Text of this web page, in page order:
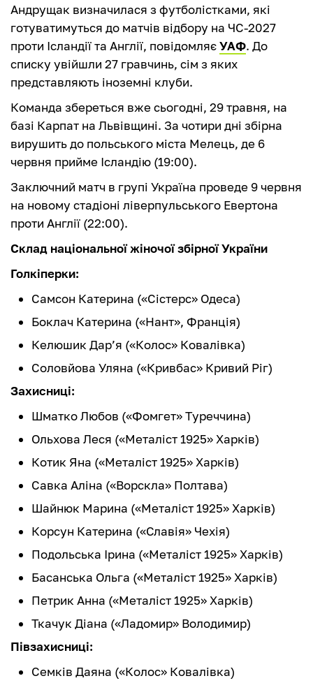
Андрущак визначилася з футболістками, які
готуватимуться до матчів відбору на ЧС-2027
проти Ісландії та Англії, повідомляєУАФ. До
списку увійшли 27 гравчинь, сім з яких
представляють іноземні клуби.
Команда збереться вже сьогодні, 29 травня, на
базі Карпат на Львівщині. За чотири дні збірна
вирушить до польського міста Мелець, де 6
червня прийме Ісландію (19:00).
Заключний матч в групі Україна проведе 9 червня
на новому стадіоні ліверпульського Евертона
проти Англії (22:00).
Склад національної жіночої збірної України
Голкіперки:
Самсон Катерина («Сістерс» Одеса)
Боклач Катерина («Нант», Франція)
Келюшик Дар’я («Колос» Ковалівка)
Соловйова Уляна («Кривбас» Кривий Ріг)
Захисниці:
Шматко Любов («Фомгет» Туреччина)
Ольхова Леся («Металіст 1925» Харків)
Котик Яна («Металіст 1925» Харків)
Савка Аліна («Ворскла» Полтава)
Шайнюк Марина («Металіст 1925» Харків)
Корсун Катерина («Славія» Чехія)
Подольська Ірина («Металіст 1925» Харків)
Басанська Ольга («Металіст 1925» Харків)
Петрик Анна («Металіст 1925» Харків)
Ткачук Діана («Ладомир» Володимир)
Півзахисниці:
Семків Даяна («Колос» Ковалівка)